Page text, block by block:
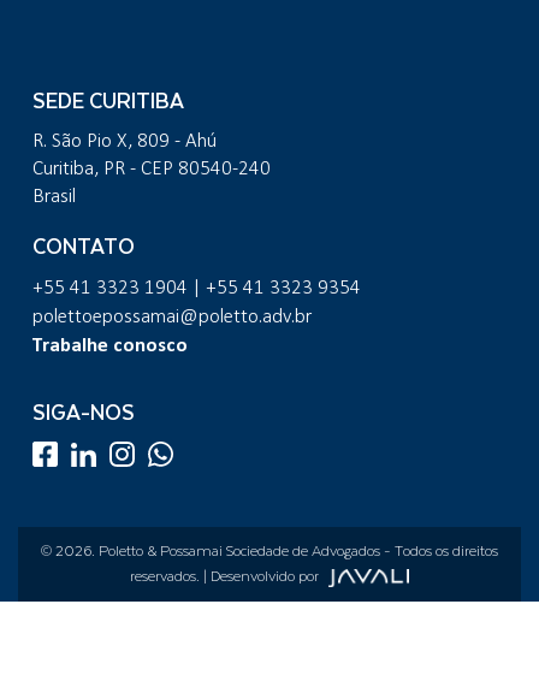
SEDE CURITIBA
R. São Pio X, 809 - Ahú
Curitiba, PR - CEP 80540-240
Brasil
CONTATO
+55 41 3323 1904 | +55 41 3323 9354
polettoepossamai@poletto.adv.br
Trabalhe conosco
SIGA-NOS
© 2026. Poletto & Possamai Sociedade de Advogados - Todos os direitos
reservados. | Desenvolvido por